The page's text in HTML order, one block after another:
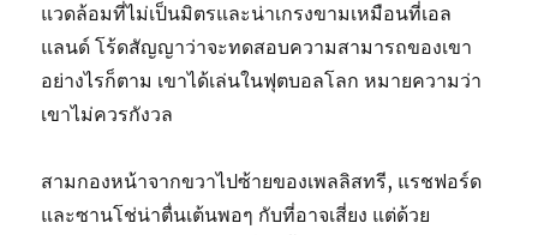
แวดล้อมที่ไม่เป็นมิตรและน่าเกรงขามเหมือนที่เอล
แลนด์ โร้ดสัญญาว่าจะทดสอบความสามารถของเขา
อย่างไรก็ตาม เขาได้เล่นในฟุตบอลโลก หมายความว่า
เขาไม่ควรกังวล
สามกองหน้าจากขวาไปซ้ายของเพลลิสทรี, แรชฟอร์ด
และซานโช่น่าตื่นเต้นพอๆ กับที่อาจเสี่ยง แต่ด้วย